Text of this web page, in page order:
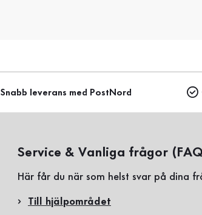
Snabb leverans med PostNord
Service & Vanliga frågor
Här får du när som helst svar på dina
Till hjälpområdet